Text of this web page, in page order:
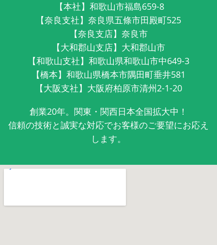
【本社】和歌山市福島659-8
【奈良支社】奈良県五條市田殿町525
【奈良支店】奈良市
【大和郡山支店】大和郡山市
【和歌山支社】和歌山県和歌山市中649-3
【橋本】和歌山県橋本市隅田町垂井581
【大阪支社】大阪府柏原市清州2-1-20
創業20年。関東・関西日本全国拡大中！
信頼の技術と誠実な対応でお客様のご要望にお応え
します。